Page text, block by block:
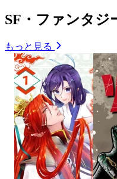
SF・ファンタジ
もっと見る